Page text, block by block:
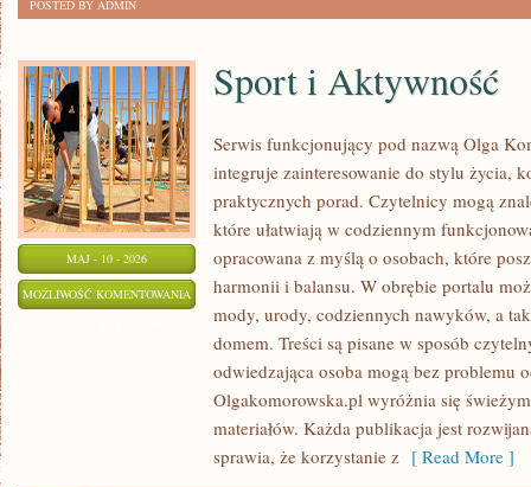
POSTED BY ADMIN
MAJ - 10 - 2026
MOŻLIWOŚĆ KOMENTOWANIA SPORT
AKTYWNOŚĆ
Sport i Aktywność
Serwis funkcjonujący pod nazwą Olga
integruje zainteresowanie do stylu życia,
praktycznych porad. Czytelnicy mogą
które ułatwiają w codziennym
opracowana z myślą o osobach, które
harmonii i balansu. W obrębie portalu
mody, urody, codziennych nawyków, a
domem. Treści są pisane w sposób
odwiedzająca osoba mogą bez problemu
Olgakomorowska.pl wyróżnia się
materiałów. Każda publikacja jest
sprawia, że korzystanie z [ Read More ]